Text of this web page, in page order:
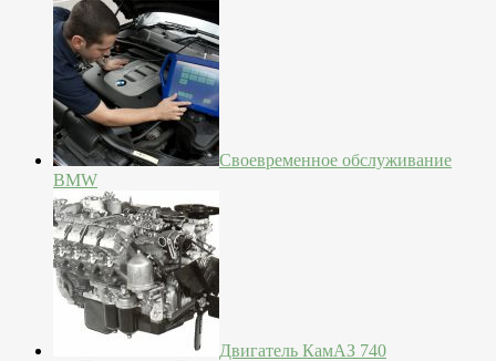
Своевременное обслуживание
BMW
Двигатель КамАЗ 740